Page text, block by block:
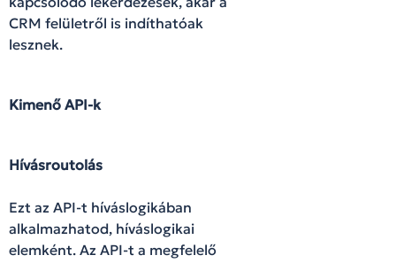
CRM felületről is indíthatóak
lesznek.
Kimenő API-k
Hívásroutolás
Ezt az API-t híváslogikában
alkalmazhatod, híváslogikai
elemként. Az API-t a megfelelő